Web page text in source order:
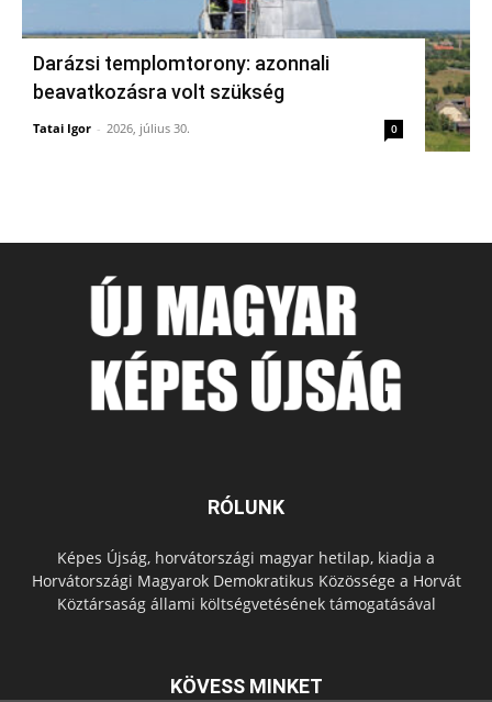
Darázsi templomtorony: azonnali
beavatkozásra volt szükség
Tatai Igor - 2026, július 30. 0
RÓLUNK
Képes Újság, horvátországi magyar hetilap, kiadja a
Horvátországi Magyarok Demokratikus Közössége a Horvát
Köztársaság állami költségvetésének támogatásával
KÖVESS MINKET